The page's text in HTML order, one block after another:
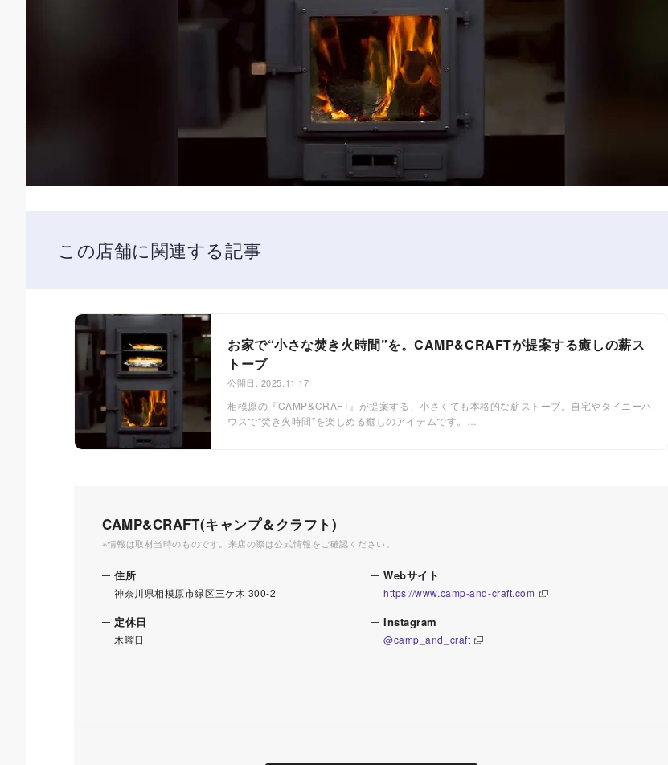
この店舗に関連する記事
お家で“小さな焚き火時間”を。CAMP&CRAFTが提案する癒しの薪ス
トーブ
公開日: 2025.11.17
相模原の『CAMP&CRAFT』が提案する、小さくても本格的な薪ストーブ。自宅やタイニーハ
ウスで“焚き火時間”を楽しめる癒しのアイテムです。…
CAMP&CRAFT(キャンプ＆クラフト)
※情報は取材当時のものです。来店の際は公式情報をご確認ください。
住所
神奈川県相模原市緑区三ケ木 300-2
定休日
木曜日
Webサイト
https://www.camp-and-craft.com
Instagram
@camp_and_craft